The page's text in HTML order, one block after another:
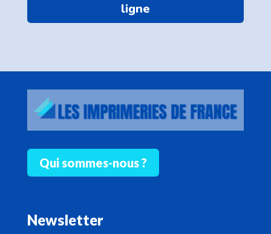
ligne
Qui sommes-nous ?
Newsletter